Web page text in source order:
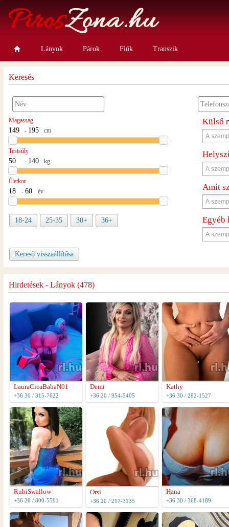
Lányok Párok Fiúk Transzik
Keresés
Magasság
-
cm
Testsúly
-
kg
Életkor
-
év
18-24 25-35 30+ 36+
Külső
Amit
Egyéb
Kereső visszaállítása
Hirdetések - Lányok (478)
LauraCicaBabaN01
+36 30 / 315-7622
Demi
+36 20 / 954-5405
Kathy
+36 30 / 282-1527
RubiSwallow
+36 20 / 800-5501
Orsi
+36 20 / 217-3135
Hana
+36 30 / 368-4189